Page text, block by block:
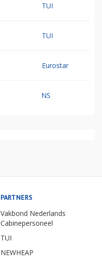
TUI
TUI
Eurostar
NS
PARTNERS
Vakbond Nederlands
Cabinepersoneel
TUI
NEWHEAP